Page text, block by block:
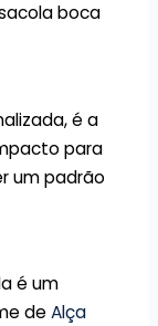
boca
é a
para
um padrão
é um
deAlça